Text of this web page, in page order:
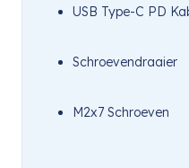
USB Type-C PD
Schroevendraaier
M2x7 Schroeven